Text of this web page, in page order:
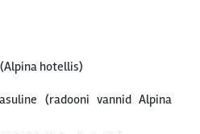
hotellis)
(radooni vannid Alpina